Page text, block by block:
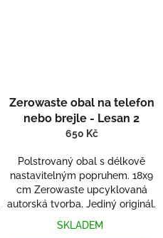
Zerowaste obal na telefon
nebo brejle - Lesan 2
650 Kč
Polstrovaný obal s délkově
nastavitelným popruhem. 18x9
cm Zerowaste upcyklovaná
autorská tvorba. Jediný originál.
SKLADEM